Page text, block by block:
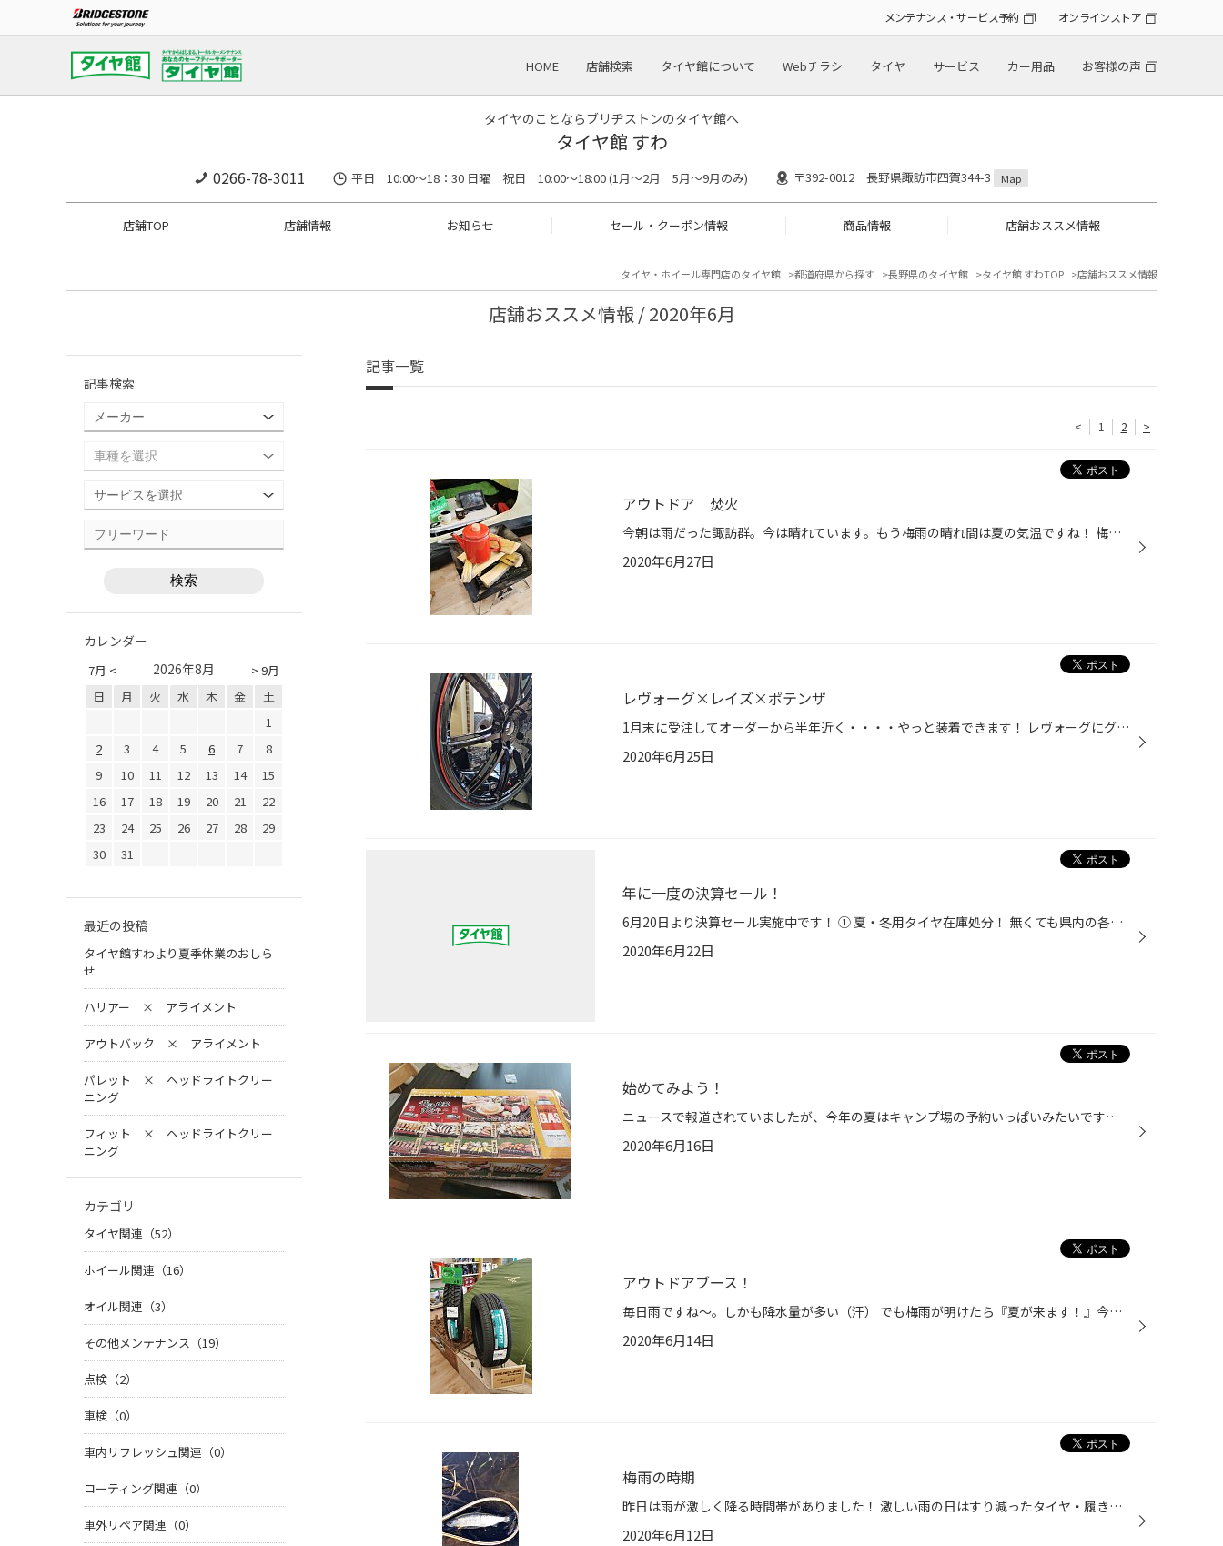
メンテナンス・サービス予約 オンラインストア
HOME 店舗検索 タイヤ館について Webチラシ タイヤ サービス カー用品 お客様の声
タイヤのことならブリヂストンのタイヤ館へ
タイヤ館 すわ
0266-78-3011 平日 10:00〜18：30 日曜 祝日 10:00〜18:00 (1月〜2月 5月〜9月のみ) 〒392-0012 長野県諏訪市四賀344-3 Map
店舗TOP 店舗情報 お知らせ セール・クーポン情報 商品情報 店舗おススメ情報
タイヤ・ホイール専門店のタイヤ館 都道府県から探す 長野県のタイヤ館 タイヤ館 すわTOP 店舗おススメ情報
店舗おススメ情報 / 2020年6月
記事一覧
< 1 2 >
アウトドア 焚火
今朝は雨だった諏訪群。今は晴れています。もう梅雨の晴れ間は夏の気温ですね！ 梅雨時期の注意はスタッドレスの履きつぶし！ もう～踏切など鉄の上など滑る、滑る（汗） 私の軽トラ、今年の冬に備えてスタッドレス装着中（夏タイヤ準備してますがカスタム計画中）ですが今朝は滑りました（汗） 制...
2020年6月27日
レヴォーグ×レイズ×ポテンザ
1月末に受注してオーダーから半年近く・・・・やっと装着できます！ レヴォーグにグラムライツ・57Transcend レブリミット 19インチにポテンザS007を組み込みました！ ガラスコーティング済みでとても洗いやすい！ STI リップスポイラーと抜群のマッチングです！ ナットはレイズ・ジュラルミンロッ...
2020年6月25日
年に一度の決算セール！
6月20日より決算セール実施中です！ ① 夏・冬用タイヤ在庫処分！ 無くても県内の各店舗よりお取り寄せします！！！！ キャッシュレス還元も6月末終了！ ぜったい6月がお得です！ ②今は必需品！ ドライブレコーダー！ コムテック 前後タイプ・360度タイプ在庫あります！ ③オイル交換がお得！ 大人の...
2020年6月22日
始めてみよう！
ニュースで報道されていましたが、今年の夏はキャンプ場の予約いっぱいみたいです！ 3密を避け開放的なキャンプ・グランピングがお出かけ人気ＮＯ1！ 本当の事を言うと、キャンプ場は去年も 一昨年も大人気で連休中（年末・年始を含む）は、本当に予約が取れないんです！ 私も毎年、キャンセル待ち...
2020年6月16日
アウトドアブース！
毎日雨ですね～。しかも降水量が多い（汗） でも梅雨が明けたら『夏が来ます！』今年はいつもの様にお出かけが、出来ないかもしれませんが感染予防を しながら楽しみましょう！！ 夏と言えばアウトドア！ キャンプ！（私は年中です！）そんな訳で4×4 SUVイメージで展示拡大中です ごっついタイヤ～...
2020年6月14日
梅雨の時期
昨日は雨が激しく降る時間帯がありました！ 激しい雨の日はすり減ったタイヤ・履きつぶしているスタッドレスが滑ります！ 安全の為にもすり減ったタイヤは早く交換しましょう！ 私も雨はあまり好きではありませんが、諏訪・茅野のアングラー（釣り人）にとっては待望の雨だったと思います。 川が増...
2020年6月12日
記事検索
カレンダー
7月 < > 9月
2026年8月
日 月 火 水 木 金
土
1
2
3 4 5 6 7
8
9
10 11 12 13 14
15
16
17 18 19 20 21
22
23
24 25 26 27 28
29
30
31
最近の投稿
タイヤ館すわより夏季休業のおしら
せ
ハリアー × アライメント
アウトバック × アライメント
パレット × ヘッドライトクリー
ニング
フィット × ヘッドライトクリー
ニング
カテゴリ
タイヤ関連（52）
ホイール関連（16）
オイル関連（3）
その他メンテナンス（19）
点検（2）
車検（0）
車内リフレッシュ関連（0）
コーティング関連（0）
車外リペア関連（0）